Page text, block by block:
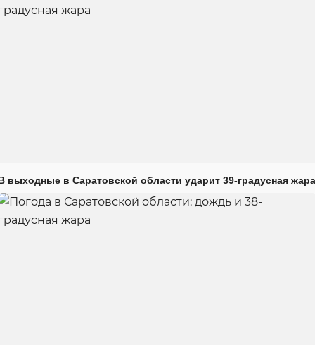
выходные в Саратовской области ударит 39-градусная жара